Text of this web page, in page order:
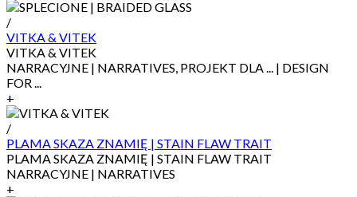
/
VITKA & VITEK
VITKA & VITEK
NARRACYJNE | NARRATIVES, PROJEKT DLA ... | DESIGN
FOR ...
+
/
PLAMA SKAZA ZNAMIĘ | STAIN FLAW TRAIT
PLAMA SKAZA ZNAMIĘ | STAIN FLAW TRAIT
NARRACYJNE | NARRATIVES
+